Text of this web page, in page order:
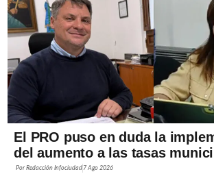
El PRO puso en duda la
del aumento a las tasas
PorRedacción Infociudad 7 Ago 2026